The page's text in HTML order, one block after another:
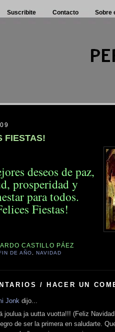
Suscribite Contacto Sobre
FIESTAS!
deseos de paz,
prosperidady
para todos.
Fiestas!
CASTILLO PÁEZ
DE AÑO ,NAVIDAD
/ HACER UN
Jonk dijo...
joulua ja uutta vuotta!!! (Feliz
de ser la primera en saludarte.